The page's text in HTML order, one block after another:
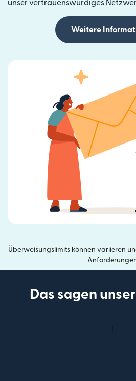
unser vertrauenswürdiges
Weitere
Überweisungslimits können variieren
Das sagen